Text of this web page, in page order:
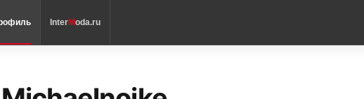
InterModa.ru